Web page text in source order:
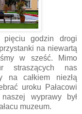
pięciu godzin drogi
na niewartą
w sześć. Mimo
straszących nas
na całkiem niezłą
uroku Pałacowi
wyprawy był
muzeum.